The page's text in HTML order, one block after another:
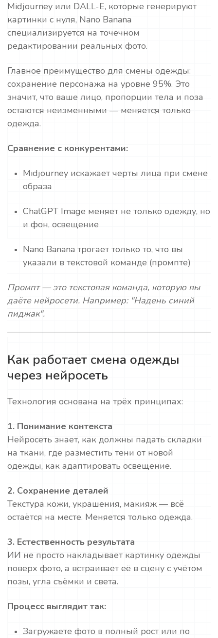
Midjourney или DALL-E, которые генерируют
картинки с нуля, Nano Banana
специализируется на точечном
редактировании реальных фото.
Главное преимущество для смены одежды:
сохранение персонажа на уровне 95%. Это
значит, что ваше лицо, пропорции тела и поза
остаются неизменными — меняется только
одежда.
Сравнение с конкурентами:
Midjourney искажает черты лица при смене
образа
ChatGPT Image меняет не только одежду, но
и фон, освещение
Nano Banana трогает только то, что вы
указали в текстовой команде (промпте)
Промпт — это текстовая команда, которую вы
даёте нейросети. Например: "Надень синий
пиджак".
Как работает смена одежды
через нейросеть
Технология основана на трёх принципах:
1. Понимание контекста
Нейросеть знает, как должны падать складки
на ткани, где разместить тени от новой
одежды, как адаптировать освещение.
2. Сохранение деталей
Текстура кожи, украшения, макияж — всё
остаётся на месте. Меняется только одежда.
3. Естественность результата
ИИ не просто накладывает картинку одежды
поверх фото, а встраивает её в сцену с учётом
позы, угла съёмки и света.
Процесс выглядит так:
Загружаете фото в полный рост или по